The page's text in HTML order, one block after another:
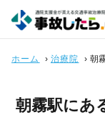
ホーム › 治療院 › 朝
朝霧駅にあ